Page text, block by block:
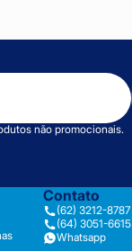
não promocionais.
Contato
(62) 3212-8787
(64) 3051-6615
Whatsapp